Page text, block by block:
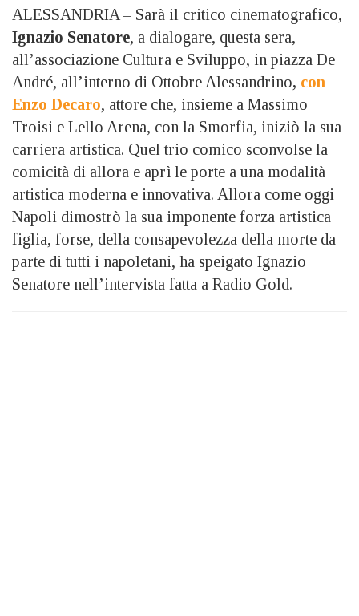
ALESSANDRIA – Sarà il critico cinematografico,
Ignazio Senatore, a dialogare, questa sera,
all’associazione Cultura e Sviluppo, in piazza De
André, all’interno di Ottobre Alessandrino, con
Enzo Decaro, attore che, insieme a Massimo
Troisi e Lello Arena, con la Smorfia, iniziò la sua
carriera artistica. Quel trio comico sconvolse la
comicità di allora e aprì le porte a una modalità
artistica moderna e innovativa. Allora come oggi
Napoli dimostrò la sua imponente forza artistica
figlia, forse, della consapevolezza della morte da
parte di tutti i napoletani, ha speigato Ignazio
Senatore nell’intervista fatta a Radio Gold.